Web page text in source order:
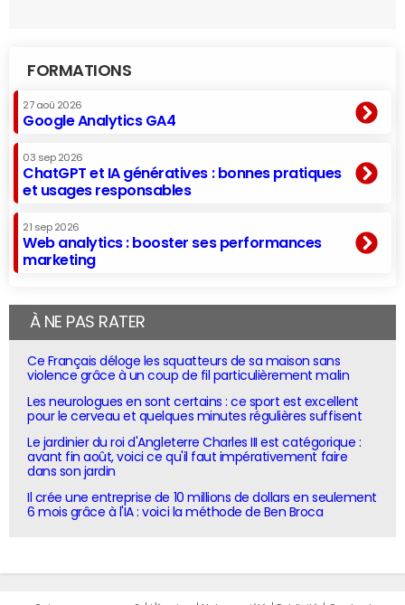
FORMATIONS
27 aoû 2026
Google Analytics GA4
03 sep 2026
ChatGPT et IA génératives : bonnes pratiques
et usages responsables
21 sep 2026
Web analytics : booster ses performances
marketing
À NE PAS RATER
Ce Français déloge les squatteurs de sa maison sans
violence grâce à un coup de fil particulièrement malin
Les neurologues en sont certains : ce sport est excellent
pour le cerveau et quelques minutes régulières suffisent
Le jardinier du roi d'Angleterre Charles III est catégorique :
avant fin août, voici ce qu'il faut impérativement faire
dans son jardin
Il crée une entreprise de 10 millions de dollars en seulement
6 mois grâce à l'IA : voici la méthode de Ben Broca